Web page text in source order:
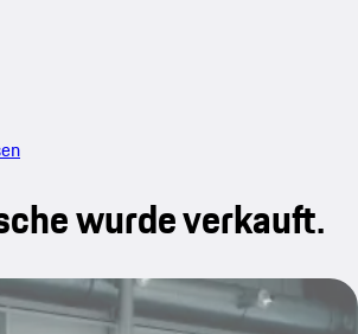
wurde verkauft.